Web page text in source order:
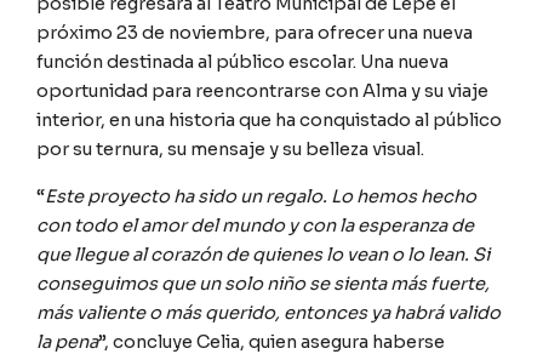
próximo 23 de noviembre, para ofrecer una nueva
función destinada al público escolar. Una nueva
oportunidad para reencontrarse con Alma y su viaje
interior, en una historia que ha conquistado al público
por su ternura, su mensaje y su belleza visual.
“Este proyecto ha sido un regalo. Lo hemos hecho
con todo el amor del mundo y con la esperanza de
que llegue al corazón de quienes lo vean o lo lean. Si
conseguimos que un solo niño se sienta más fuerte,
más valiente o más querido, entonces ya habrá valido
la pena”, concluye Celia, quien asegura haberse